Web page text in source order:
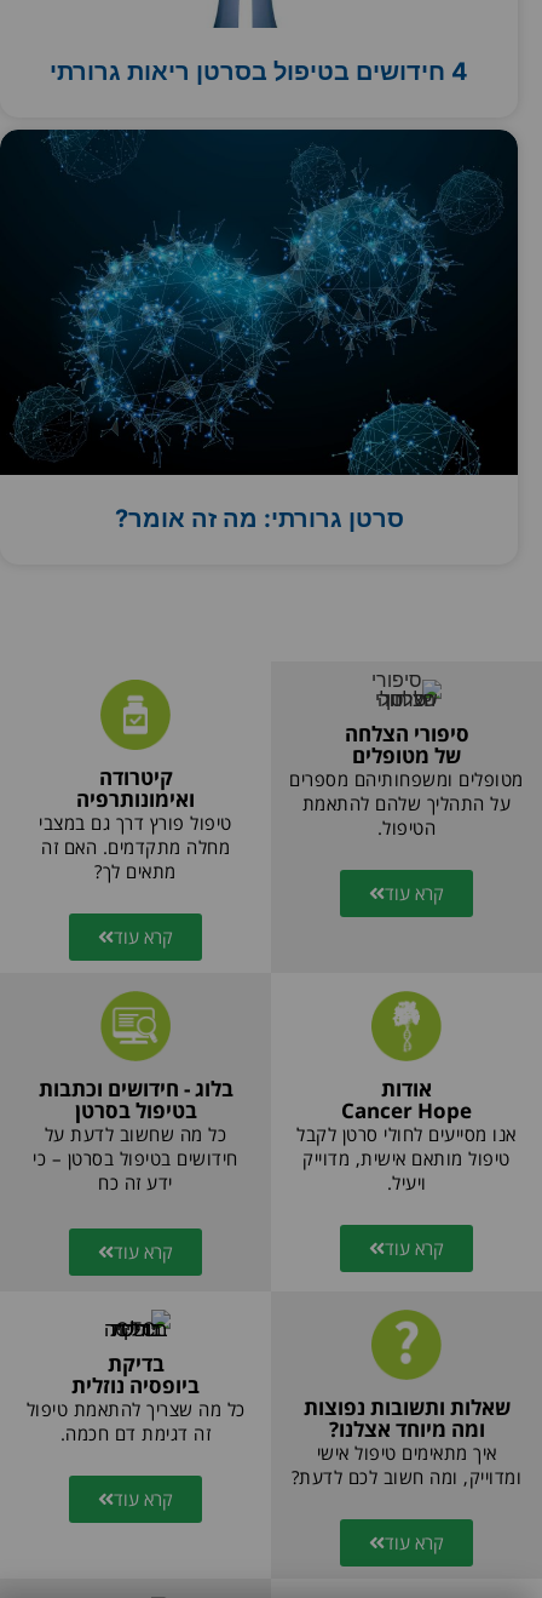
4 חידושים בטיפול בסרטן ריאות גרורתי
סרטן גרורתי: מה זה אומר?
סיפורי הצלחה
של מטופלים
מטופלים ומשפחותיהם מספרים
על התהליך שלהם להתאמת
הטיפול.
קרא עוד
קיטרודה
ואימונותרפיה
טיפול פורץ דרך גם במצבי
מחלה מתקדמים. האם זה
מתאים לך?
קרא עוד
אודות
Cancer Hope
אנו מסייעים לחולי סרטן לקבל
טיפול מותאם אישית, מדוייק
ויעיל.
קרא עוד
בלוג - חידושים וכתבות
בטיפול בסרטן
כל מה שחשוב לדעת על
חידושים בטיפול בסרטן – כי
ידע זה כח
קרא עוד
שאלות ותשובות נפוצות
ומה מיוחד אצלנו?
איך מתאימים טיפול אישי
ומדוייק, ומה חשוב לכם לדעת?
קרא עוד
בדיקת
ביופסיה נוזלית
כל מה שצריך להתאמת טיפול
זה דגימת דם חכמה.
קרא עוד